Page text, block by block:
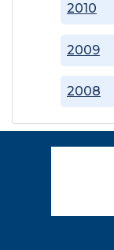
2008
2009
2010